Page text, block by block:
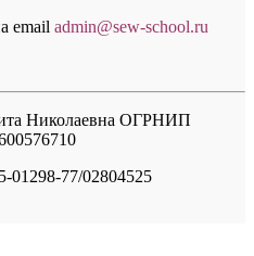
email admin@sew-school.ru
Николаевна ОГРНИП
77/02804525